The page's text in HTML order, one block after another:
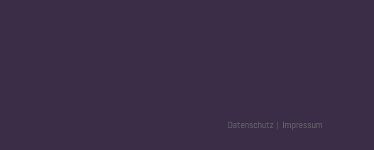
Datenschutz Impressum